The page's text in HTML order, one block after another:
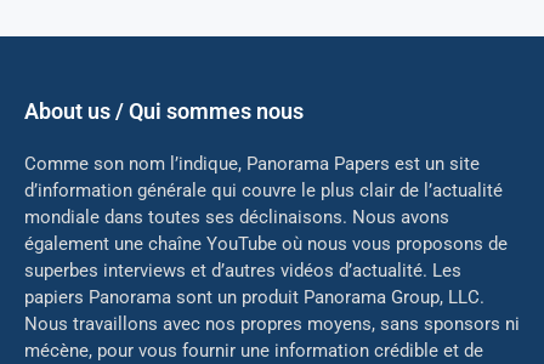
About us / Qui sommes nous
Comme son nom l’indique, Panorama Papers est un site
d’information générale qui couvre le plus clair de l’actualité
mondiale dans toutes ses déclinaisons. Nous avons
également une chaîne YouTube où nous vous proposons de
superbes interviews et d’autres vidéos d’actualité. Les
papiers Panorama sont un produit Panorama Group, LLC.
Nous travaillons avec nos propres moyens, sans sponsors ni
mécène, pour vous fournir une information crédible et de